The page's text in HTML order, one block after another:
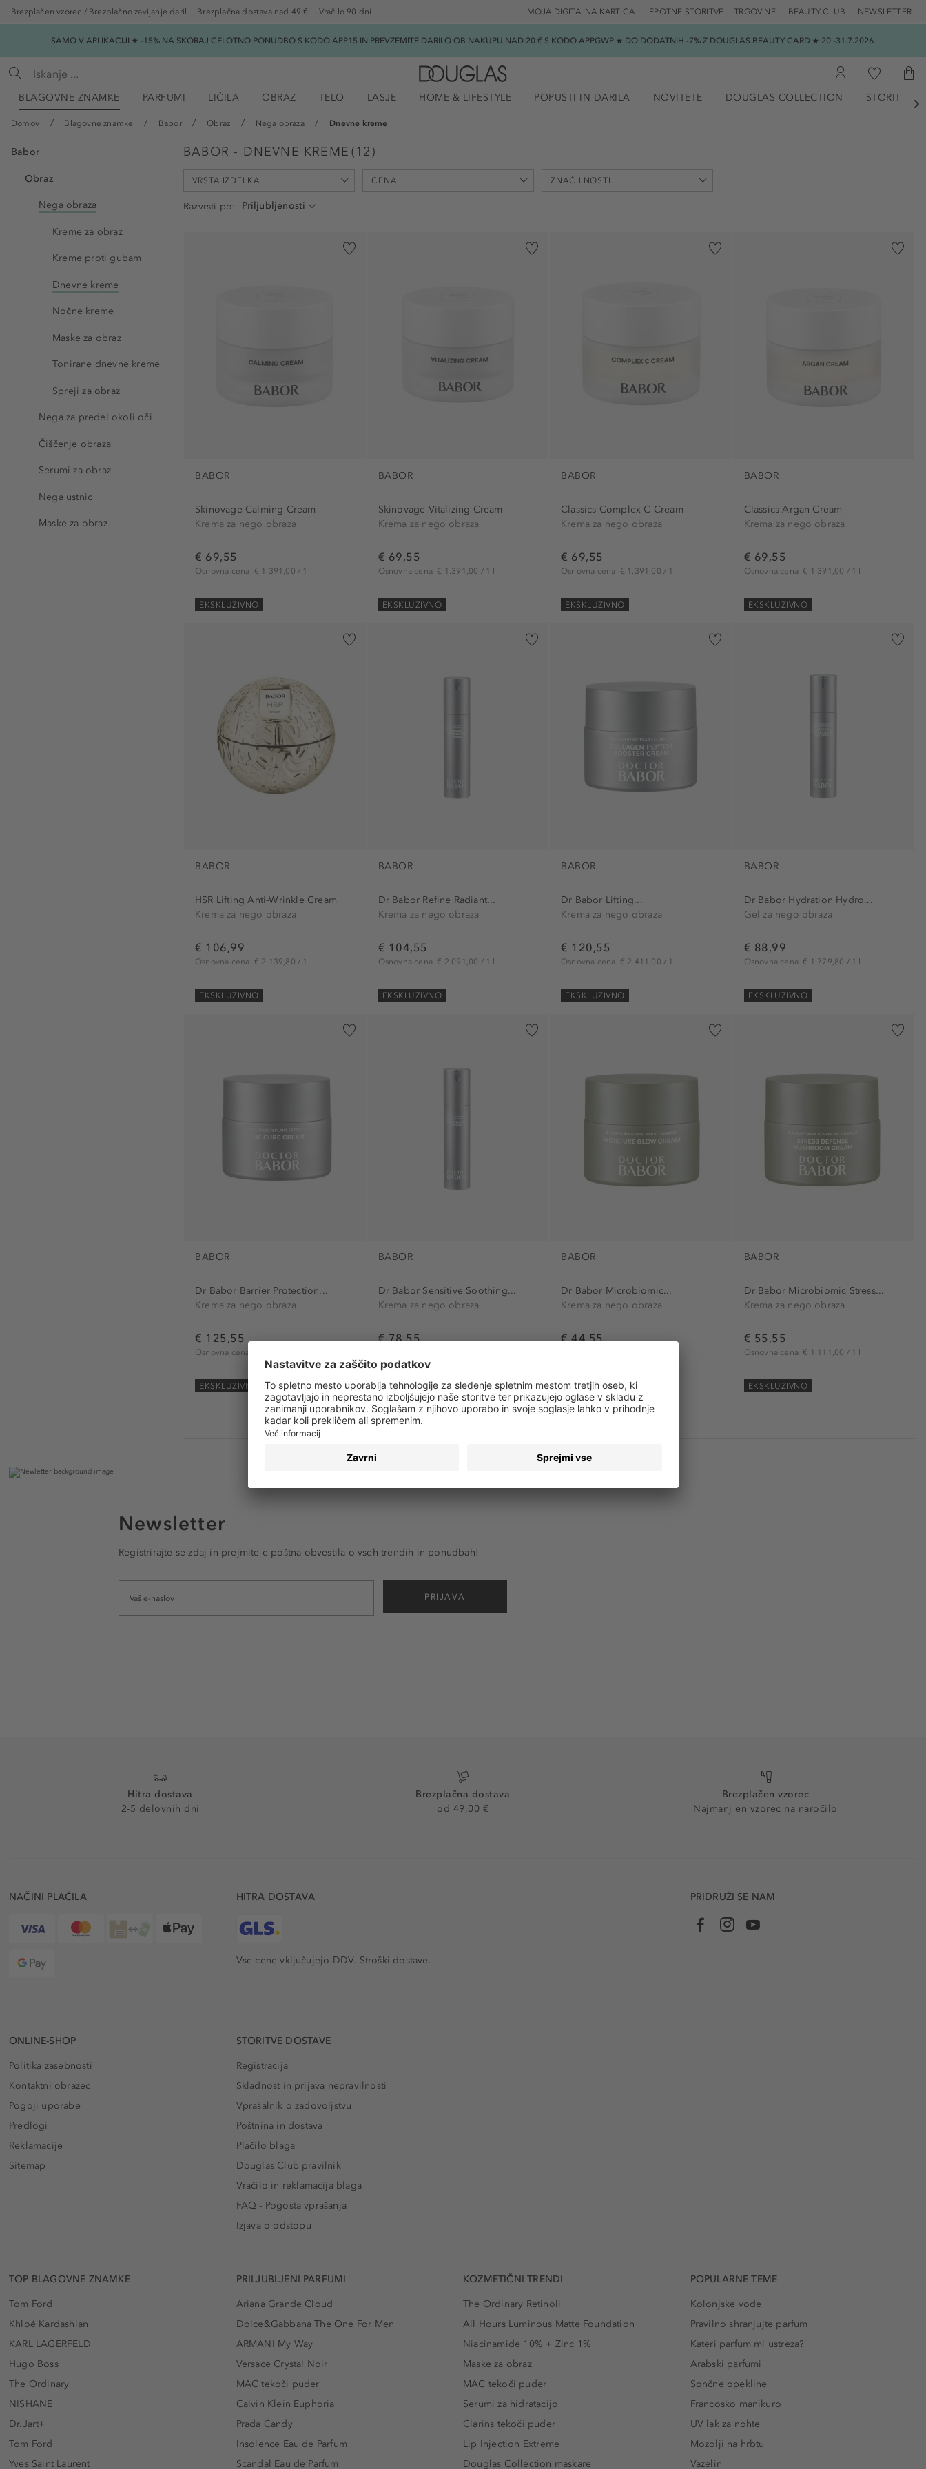
Brezplačen vzorec / Brezplačno zavijanje daril Brezplačna dostava nad 49 € Vračilo 90 dni TRGOVINE BEAUTY CLUB NEWSLETTER
LEPOTNE STORITVE
MOJA DIGITALNA KARTICA
SAMO V APLIKACIJI ★ -15% NA SKORAJ CELOTNO PONUDBO S KODO APP15 IN PREVZEMITE DARILO OB NAKUPU NAD 20 € S KODO APPGWP ★ DO DODATNIH -7% Z DOUGLAS BEAUTY CARD ★ 20.-31.7.2026.
BLAGOVNE ZNAMKE PARFUMI LIČILA OBRAZ TELO LASJE HOME & LIFESTYLE POPUSTI IN DARILA NOVITETE DOUGLAS COLLECTION STORITVE

Domov Blagovne znamke Babor Obraz Nega obraza Dnevne kreme
Babor
Obraz
Nega obraza
Kreme za obraz
Kreme proti gubam
Dnevne kreme
Nočne kreme
Maske za obraz
Tonirane dnevne kreme
Spreji za obraz
Nega za predel okoli oči
Čiščenje obraza
Serumi za obraz
Nega ustnic
Maske za obraz
BABOR - DNEVNE KREME (12)
VRSTA IZDELKA CENA ZNAČILNOSTI
utrjevanje (1)
Razvrsti po
BABOR
Skinovage Calming Cream
Krema za nego obraza
€ 69,55
Osnovna cena € 1.391,00 / 1 l
EKSKLUZIVNO
BABOR
Skinovage Vitalizing Cream
Krema za nego obraza
€ 69,55
Osnovna cena € 1.391,00 / 1 l
EKSKLUZIVNO
BABOR
Classics Complex C Cream
Krema za nego obraza
€ 69,55
Osnovna cena € 1.391,00 / 1 l
EKSKLUZIVNO
BABOR
Classics Argan Cream
Krema za nego obraza
€ 69,55
Osnovna cena € 1.391,00 / 1 l
EKSKLUZIVNO
BABOR
HSR Lifting Anti-Wrinkle Cream
Krema za nego obraza
€ 106,99
Osnovna cena € 2.139,80 / 1 l
EKSKLUZIVNO
BABOR
Dr Babor Refine Radiant...
Krema za nego obraza
€ 104,55
Osnovna cena € 2.091,00 / 1 l
EKSKLUZIVNO
BABOR
Dr Babor Lifting...
Krema za nego obraza
€ 120,55
Osnovna cena € 2.411,00 / 1 l
EKSKLUZIVNO
BABOR
Dr Babor Hydration Hydro...
Gel za nego obraza
€ 88,99
Osnovna cena € 1.779,80 / 1 l
EKSKLUZIVNO
BABOR
Dr Babor Barrier Protection...
Krema za nego obraza
€ 125,55
Osnovna cena
EKSKLUZIVNO
BABOR
Dr Babor Sensitive Soothing...
Krema za nego obraza
€ 78,55
EKSKLUZIVNO
BABOR
Dr Babor Microbiomic...
Krema za nego obraza
€ 44,55
EKSKLUZIVNO
BABOR
Dr Babor Microbiomic Stress...
Krema za nego obraza
€ 55,55
Osnovna cena € 1.111,00 / 1 l
EKSKLUZIVNO
Newsletter
Registrirajte se zdaj in prejmite e-poštna obvestila o vseh trendih in ponudbah!
PRIJAVA
Hitra dostava
2-5 delovnih dni
Brezplačna dostava
od 49,00 €
Brezplačen vzorec
Najmanj en vzorec na naročilo
NAČINI PLAČILA HITRA DOSTAVA
Vse cene vključujejo DDV. Stroški dostave.
PRIDRUŽI SE NAM
ONLINE-SHOP
Politika zasebnosti
Kontaktni obrazec
Pogoji uporabe
Predlogi
Reklamacije
Sitemap
STORITVE DOSTAVE
Registracija
Skladnost in prijava nepravilnosti
Vprašalnik o zadovoljstvu
Poštnina in dostava
Plačilo blaga
Douglas Club pravilnik
Vračilo in reklamacija blaga
FAQ - Pogosta vprašanja
Izjava o odstopu
TOP BLAGOVNE ZNAMKE
Tom Ford
Khloé Kardashian
KARL LAGERFELD
Hugo Boss
The Ordinary
NISHANE
Dr.Jart+
Tom Ford
Yves Saint Laurent
PRILJUBLJENI PARFUMI
Ariana Grande Cloud
Dolce&Gabbana The One For Men
ARMANI My Way
Versace Crystal Noir
MAC tekoči puder
Calvin Klein Euphoria
Prada Candy
Insolence Eau de Parfum
Scandal Eau de Parfum
KOZMETIČNI TRENDI
The Ordinary Retinoli
All Hours Luminous Matte Foundation
Niacinamide 10% + Zinc 1%
Maske za obraz
MAC tekoči puder
Serumi za hidratacijo
Clarins tekoči puder
Lip Injection Extreme
Douglas Collection maskare
POPULARNE TEME
Kolonjske vode
Pravilno shranjujte parfum
Kateri parfum mi ustreza?
Arabski parfumi
Sončne opekline
Francosko manikuro
UV lak za nohte
Mozolji na hrbtu
Vazelin